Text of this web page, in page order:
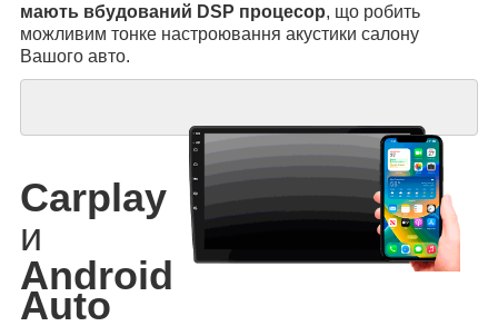
мають вбудований DSP процесор, що робить
можливим тонке настроювання акустики салону
Вашого авто.
Carplay
и
Android
Auto